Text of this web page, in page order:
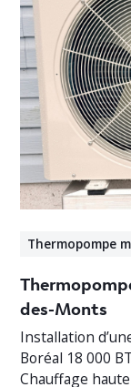
Thermopompe
des-Monts
Installation
Boréal 18 000
Chauffage